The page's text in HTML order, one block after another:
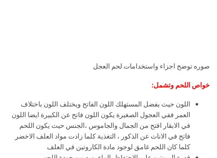
صوره توضح اجزاء واستخدامات لحم العجل
خواص اللحم وتشمل:
اللون حيث يفضل المستهلك اللون الفاتح ويختلف اللون باختلاف
العمر ففي العجول الصغيرة يكون اللون فاتح عن الكبيرة ايضا اللون
في الابقار افتح من الجمال والجاموس ،الجنس حيث يكون اللحم
فاتح في الاناث عن الذكور ، التغذية كلما زادت مواد العلف الاخضر
كلما كان اللحم غامق لوجود مادة الكاروتين في العلف